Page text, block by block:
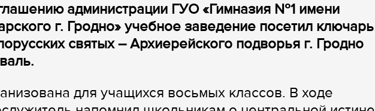
администрации ГУО «Гимназия №1 имени
г. Гродно» учебное заведение посетил ключарь
святых – Архиерейского подворья г. Гродно
для учащихся восьмых классов. В ходе